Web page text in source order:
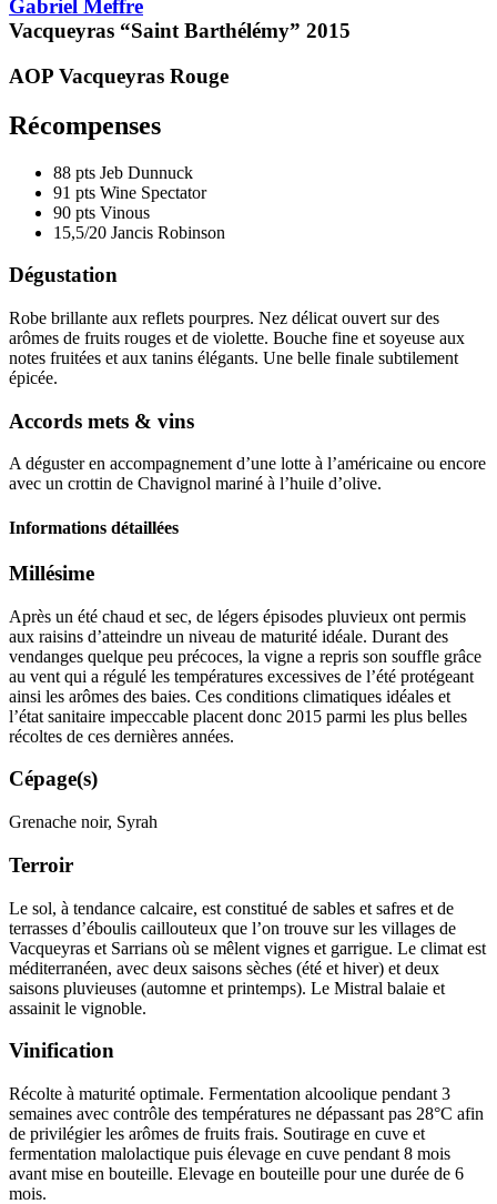
Gabriel Meffre
Vacqueyras “Saint Barthélémy” 2015
AOP Vacqueyras Rouge
Récompenses
88 pts Jeb Dunnuck
91 pts Wine Spectator
90 pts Vinous
15,5/20 Jancis Robinson
Dégustation
Robe brillante aux reflets pourpres. Nez délicat ouvert sur des
arômes de fruits rouges et de violette. Bouche fine et soyeuse aux
notes fruitées et aux tanins élégants. Une belle finale subtilement
épicée.
Accords mets & vins
A déguster en accompagnement d’une lotte à l’américaine ou encore
avec un crottin de Chavignol mariné à l’huile d’olive.
Informations détaillées
Millésime
Après un été chaud et sec, de légers épisodes pluvieux ont permis
aux raisins d’atteindre un niveau de maturité idéale. Durant des
vendanges quelque peu précoces, la vigne a repris son souffle grâce
au vent qui a régulé les températures excessives de l’été protégeant
ainsi les arômes des baies. Ces conditions climatiques idéales et
l’état sanitaire impeccable placent donc 2015 parmi les plus belles
récoltes de ces dernières années.
Cépage(s)
Grenache noir, Syrah
Terroir
Le sol, à tendance calcaire, est constitué de sables et safres et de
terrasses d’éboulis caillouteux que l’on trouve sur les villages de
Vacqueyras et Sarrians où se mêlent vignes et garrigue. Le climat est
méditerranéen, avec deux saisons sèches (été et hiver) et deux
saisons pluvieuses (automne et printemps). Le Mistral balaie et
assainit le vignoble.
Vinification
Récolte à maturité optimale. Fermentation alcoolique pendant 3
semaines avec contrôle des températures ne dépassant pas 28°C afin
de privilégier les arômes de fruits frais. Soutirage en cuve et
fermentation malolactique puis élevage en cuve pendant 8 mois
avant mise en bouteille. Elevage en bouteille pour une durée de 6
mois.